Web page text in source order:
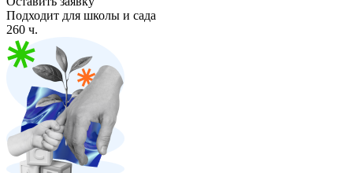
Подходит для школы и сада
260 ч.